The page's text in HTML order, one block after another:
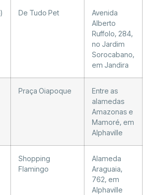
De Tudo Pet
Avenida
Alberto
Ruffolo, 284,
no Jardim
Sorocabano,
em Jandira
Praça Oiapoque
Entre as
alamedas
Amazonas e
Mamoré, em
Alphaville
Shopping
Flamingo
Alameda
Araguaia,
762, em
Alphaville